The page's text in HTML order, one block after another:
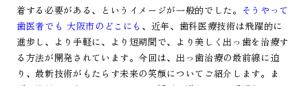
着する必要がある、というイメージが一般的でした。 そうやって
歯医者でも 大阪市のどこにも 、近年、歯科医療技術は飛躍的に
進歩し、より手軽に、より短期間で、より美しく出っ歯を治療す
る方法が開発されています。今回は、出っ歯治療の最前線に迫
り、最新技術がもたらす未来の笑顔についてご紹介します。ま